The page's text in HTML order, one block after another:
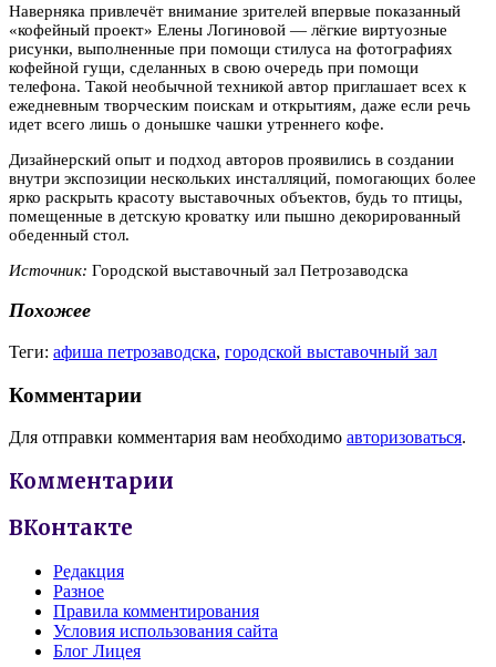
Наверняка привлечёт внимание зрителей впервые показанный
«кофейный проект» Елены Логиновой — лёгкие виртуозные
рисунки, выполненные при помощи стилуса на фотографиях
кофейной гущи, сделанных в свою очередь при помощи
телефона. Такой необычной техникой автор приглашает всех к
ежедневным творческим поискам и открытиям, даже если речь
идет всего лишь о донышке чашки утреннего кофе.
Дизайнерский опыт и подход авторов проявились в создании
внутри экспозиции нескольких инсталляций, помогающих более
ярко раскрыть красоту выставочных объектов, будь то птицы,
помещенные в детскую кроватку или пышно декорированный
обеденный стол.
Источник: Городской выставочный зал Петрозаводска
Похожее
Теги: афиша петрозаводска, городской выставочный зал
Комментарии
Для отправки комментария вам необходимо авторизоваться.
Комментарии
ВКонтакте
Редакция
Разное
Правила комментирования
Условия использования сайта
Блог Лицея